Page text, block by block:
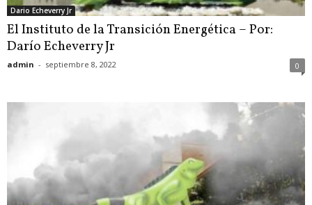
Dario Echeverry Jr
El Instituto de la Transición Energética – Por:
Darío Echeverry Jr
admin - septiembre 8, 2022 0